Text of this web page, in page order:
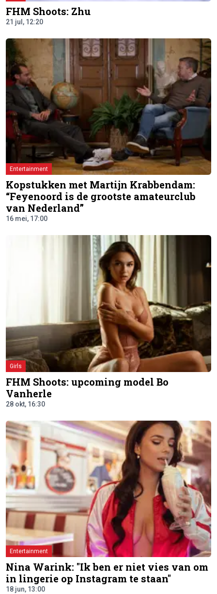
FHM Shoots: Zhu
21 jul, 12:20
Entertainment
Kopstukken met Martijn Krabbendam:
“Feyenoord is de grootste amateurclub
van Nederland”
16 mei, 17:00
Girls
FHM Shoots: upcoming model Bo
Vanherle
28 okt, 16:30
Entertainment
Nina Warink: "Ik ben er niet vies van om
in lingerie op Instagram te staan"
18 jun, 13:00